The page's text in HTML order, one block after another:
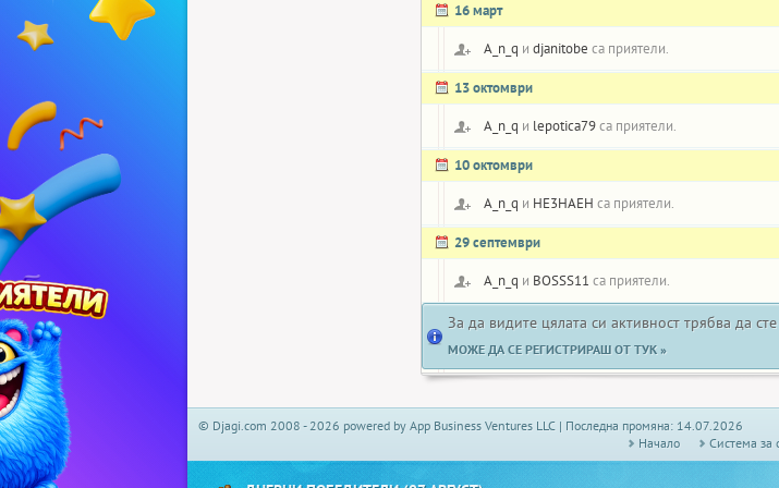
16 март
A_n_q и djanitobe са приятели.
13 октомври
A_n_q и lepotica79са приятели.
10 октомври
A_n_q и HE3HAEH са приятели.
29 септември
A_n_q и BOSSS11 са приятели.
За да видите цялата си активност трябва да
МОЖЕ ДА СЕ РЕГИСТРИРАШ ОТ ТУК »
© Djagi.com 2008 - 2026 powered by App Business Ventures LLC | Последна промяна: 14.07.2026
Начало
Системa за